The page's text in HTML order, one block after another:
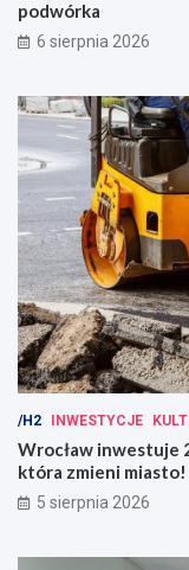
podwórka
6 sierpnia 2026
/H2 INWESTYCJE
Wrocław inwestuje
która zmieni miasto!
5 sierpnia 2026